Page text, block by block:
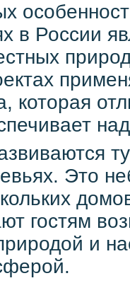
в России
которая
Это
гостям
и